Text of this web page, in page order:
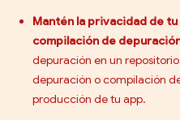
Mantén la privacidad de
compilación de
depuración en un
depuración o compilación
producción de tu app.